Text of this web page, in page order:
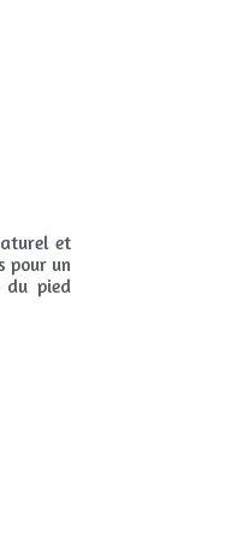
et
pour un
du pied